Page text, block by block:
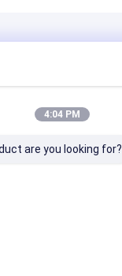
4:04 PM
are you looking for?